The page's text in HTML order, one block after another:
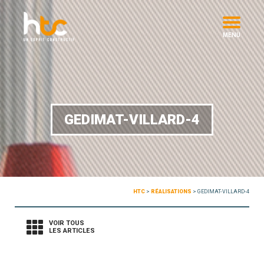
MENU
GEDIMAT-VILLARD-4
HTC > RÉALISATIONS > GEDIMAT-VILLARD-4
VOIR TOUS
LES ARTICLES